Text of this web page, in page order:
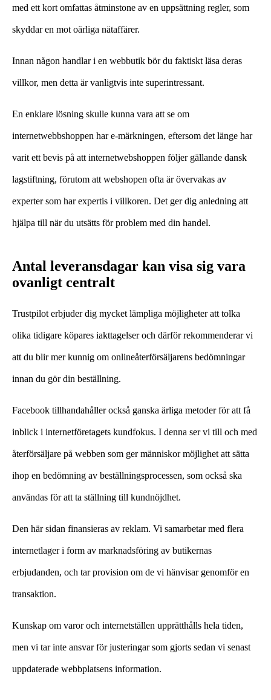
med ett kort omfattas åtminstone av en uppsättning regler, som
skyddar en mot oärliga nätaffärer.
Innan någon handlar i en webbutik bör du faktiskt läsa deras
villkor, men detta är vanligtvis inte superintressant.
En enklare lösning skulle kunna vara att se om
internetwebbshoppen har e-märkningen, eftersom det länge har
varit ett bevis på att internetwebshoppen följer gällande dansk
lagstiftning, förutom att webshopen ofta är övervakas av
experter som har expertis i villkoren. Det ger dig anledning att
hjälpa till när du utsätts för problem med din handel.
Antal leveransdagar kan visa sig vara
ovanligt centralt
Trustpilot erbjuder dig mycket lämpliga möjligheter att tolka
olika tidigare köpares iakttagelser och därför rekommenderar vi
att du blir mer kunnig om onlineåterförsäljarens bedömningar
innan du gör din beställning.
Facebook tillhandahåller också ganska ärliga metoder för att få
inblick i internetföretagets kundfokus. I denna ser vi till och med
återförsäljare på webben som ger människor möjlighet att sätta
ihop en bedömning av beställningsprocessen, som också ska
användas för att ta ställning till kundnöjdhet.
Den här sidan finansieras av reklam. Vi samarbetar med flera
internetlager i form av marknadsföring av butikernas
erbjudanden, och tar provision om de vi hänvisar genomför en
transaktion.
Kunskap om varor och internetställen upprätthålls hela tiden,
men vi tar inte ansvar för justeringar som gjorts sedan vi senast
uppdaterade webbplatsens information.